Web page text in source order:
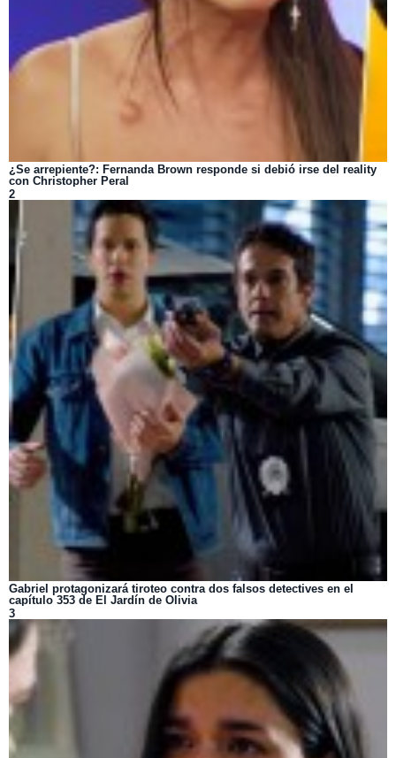
¿Se arrepiente?: Fernanda Brown responde si debió irse del reality
con Christopher Peral
2
Gabriel protagonizará tiroteo contra dos falsos detectives en el
capítulo 353 de El Jardín de Olivia
3